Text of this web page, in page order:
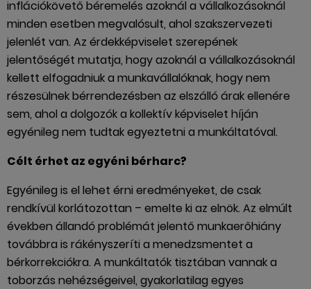
inflációkövető béremelés azoknál a vállalkozásoknál
minden esetben megvalósult, ahol szakszervezeti
jelenlét van. Az érdekképviselet szerepének
jelentőségét mutatja, hogy azoknál a vállalkozásoknál
kellett elfogadniuk a munkavállalóknak, hogy nem
részesülnek bérrendezésben az elszálló árak ellenére
sem, ahol a dolgozók a kollektív képviselet híján
egyénileg nem tudtak egyeztetni a munkáltatóval.
Célt érhet az egyéni bérharc?
Egyénileg is el lehet érni eredményeket, de csak
rendkívül korlátozottan – emelte ki az elnök. Az elmúlt
években állandó problémát jelentő munkaerőhiány
továbbra is rákényszeríti a menedzsmentet a
bérkorrekciókra. A munkáltatók tisztában vannak a
toborzás nehézségeivel, gyakorlatilag egyes